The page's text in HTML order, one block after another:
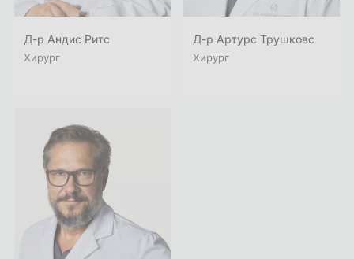
Д-р Андис Ритс
Хирург
Д-р Артурс Трушковс
Хирург